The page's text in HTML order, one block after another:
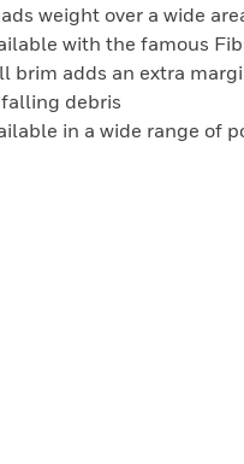
weight over a wide
with the famous
brim adds an extra
debris
in a wide range of